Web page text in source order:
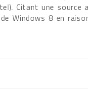
Citant une source
Windows 8 en